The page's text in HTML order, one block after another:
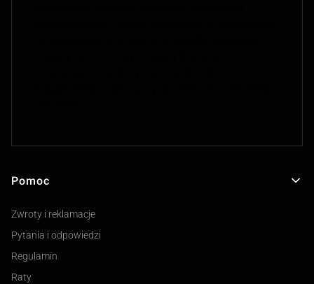
Linki w stopce
Pomoc
Zwroty i reklamacje
Pytania i odpowiedzi
Regulamin
Raty